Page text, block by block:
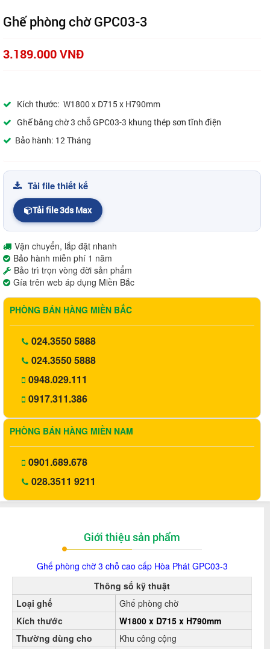
Ghế phòng chờ GPC03-3
3.189.000 VNĐ
Kích thước: W1800 x D715 x H790mm
Ghế băng chờ 3 chỗ GPC03-3 khung thép sơn tĩnh điện
Bảo hành: 12 Tháng
Tải file thiết kế
Tải file 3ds Max
Vận chuyển, lắp đặt nhanh
Bảo hành miễn phí 1 năm
Bảo trì trọn vòng đời sản phẩm
Gía trên web áp dụng Miền Bắc
PHÒNG BÁN HÀNG MIỀN BẮC
024.3550 5888
024.3550 5888
0948.029.111
0917.311.386
PHÒNG BÁN HÀNG MIỀN NAM
0901.689.678
028.3511 9211
Giới thiệu sản phẩm
Ghế phòng chờ3 chỗ cao cấp Hòa Phát GPC03-3
Thông số kỹ thuật
Loại ghế
Ghế phòng chờ
Kích thước
W1800 x D715 x H790mm
Thường dùng cho
Khu công cộng